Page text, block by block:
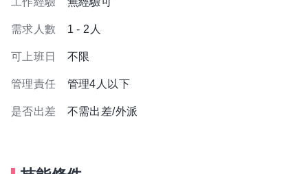
需求人數 1 - 2人
可上班日 不限
管理責任 管理4人以下
是否出差 不需出差/外派